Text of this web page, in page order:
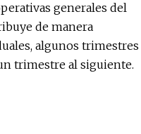
generales del
de manera
algunos trimestres
trimestre al siguiente.